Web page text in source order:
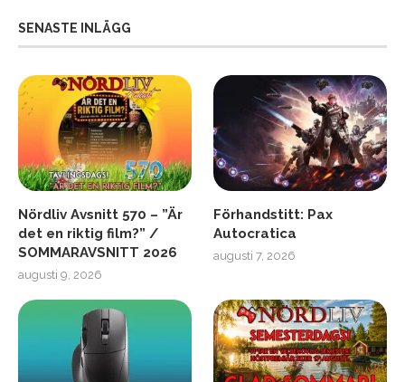
SENASTE INLÄGG
Nördliv Avsnitt 570 – ”Är
det en riktig film?” /
SOMMARAVSNITT 2026
augusti 9, 2026
Förhandstitt: Pax
Autocratica
augusti 7, 2026